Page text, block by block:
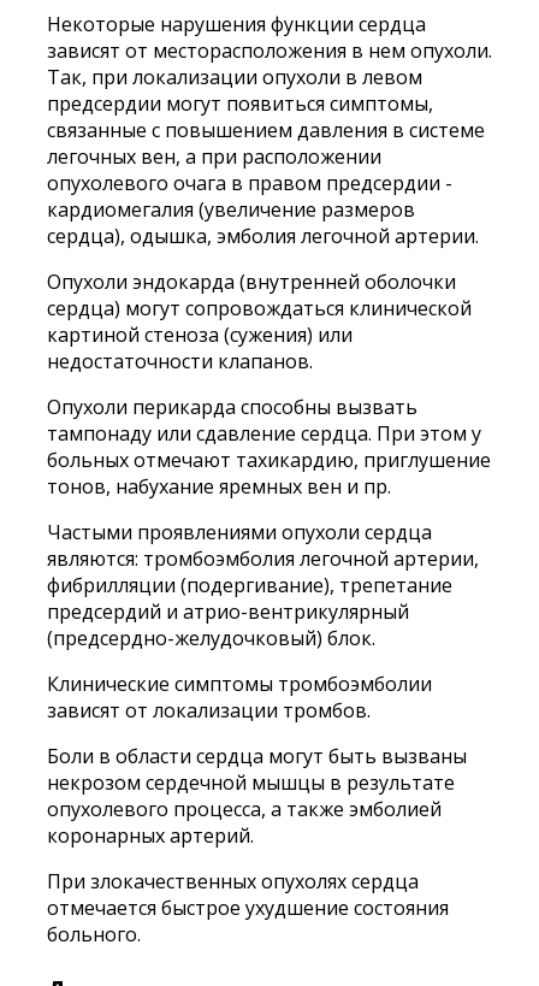
Некоторые нарушения функции сердца
зависят от месторасположения в нем опухоли.
Так, при локализации опухоли в левом
предсердии могут появиться симптомы,
связанные с повышением давления в системе
легочных вен, а при расположении
опухолевого очага в правом предсердии -
кардиомегалия (увеличение размеров
сердца), одышка, эмболия легочной артерии.
Опухоли эндокарда (внутренней оболочки
сердца) могут сопровождаться клинической
картиной стеноза (сужения) или
недостаточности клапанов.
Опухоли перикарда способны вызвать
тампонаду или сдавление сердца. При этом у
больных отмечают тахикардию, приглушение
тонов, набухание яремных вен и пр.
Частыми проявлениями опухоли сердца
являются: тромбоэмболия легочной артерии,
фибрилляции (подергивание), трепетание
предсердий и атрио-вентрикулярный
(предсердно-желудочковый) блок.
Клинические симптомы тромбоэмболии
зависят от локализации тромбов.
Боли в области сердца могут быть вызваны
некрозом сердечной мышцы в результате
опухолевого процесса, а также эмболией
коронарных артерий.
При злокачественных опухолях сердца
отмечается быстрое ухудшение состояния
больного.